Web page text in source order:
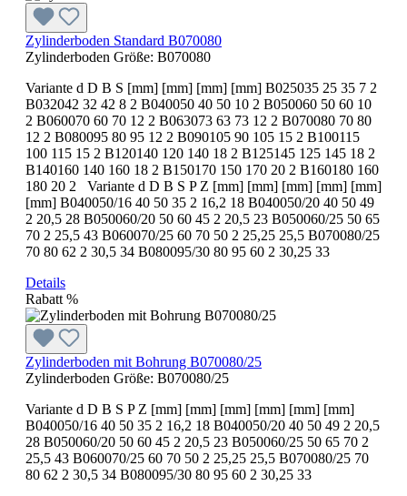
Zylinderboden Standard B070080
Zylinderboden Größe: B070080
Variante d D B S [mm] [mm] [mm] [mm] B025035 25 35 7 2
B032042 32 42 8 2 B040050 40 50 10 2 B050060 50 60 10
2 B060070 60 70 12 2 B063073 63 73 12 2 B070080 70 80
12 2 B080095 80 95 12 2 B090105 90 105 15 2 B100115
100 115 15 2 B120140 120 140 18 2 B125145 125 145 18 2
B140160 140 160 18 2 B150170 150 170 20 2 B160180 160
180 20 2 Variante d D B S P Z [mm] [mm] [mm] [mm] [mm]
[mm] B040050/16 40 50 35 2 16,2 18 B040050/20 40 50 49
2 20,5 28 B050060/20 50 60 45 2 20,5 23 B050060/25 50 65
70 2 25,5 43 B060070/25 60 70 50 2 25,25 25,5 B070080/25
70 80 62 2 30,5 34 B080095/30 80 95 60 2 30,25 33
Details
Rabatt %
Zylinderboden mit Bohrung B070080/25
Zylinderboden Größe: B070080/25
Variante d D B S P Z [mm] [mm] [mm] [mm] [mm] [mm]
B040050/16 40 50 35 2 16,2 18 B040050/20 40 50 49 2 20,5
28 B050060/20 50 60 45 2 20,5 23 B050060/25 50 65 70 2
25,5 43 B060070/25 60 70 50 2 25,25 25,5 B070080/25 70
80 62 2 30,5 34 B080095/30 80 95 60 2 30,25 33